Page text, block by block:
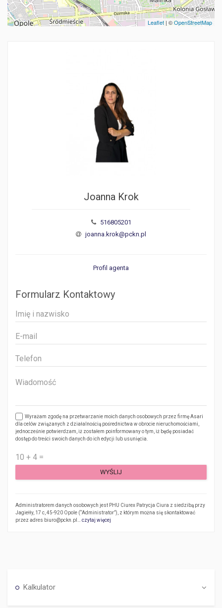
Leaflet | ©OpenStreetMap
Joanna Krok
516805201
joanna.krok@pckn.pl
Profil agenta
Formularz Kontaktowy
Wyrażam zgodę na przetwarzanie moich danych osobowych przez firmę Asari
dla celów związanych z działalnością pośrednictwa w obrocie nieruchomościami,
jednocześnie potwierdzam, iż zostałem poinformowany o tym, iż będę posiadać
dostęp do treści swoich danych do ich edycji lub usunięcia.
Administratorem danych osobowych jest PHU Ciurex Patrycja Ciura z siedzibą przy
Jagiełły, 17 c, 45-920 Opole (“Administrator”), z którym można się skontaktować
przez adres biuro@pckn.pl… czytaj więcej
Kalkulator